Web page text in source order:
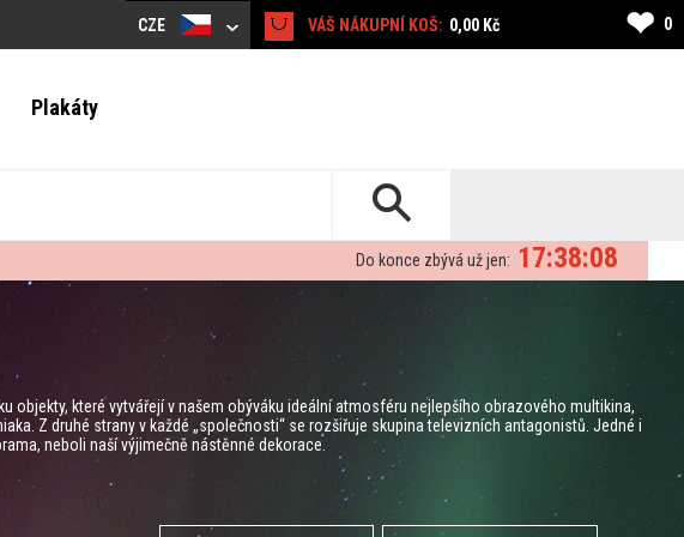
CZE VÁŠ NÁKUPNÍ KOŠ: 0,00 Kč ❤ 0
Plakáty
17:38:07
Do konce zbývá už jen:
objekty, které vytvářejí v našem obýváku ideální atmosféru nejlepšího obrazového multikina,
Z druhé strany v každé „společnosti“ se rozšiřuje skupina televizních antagonistů. Jedné i
neboli naší výjimečně nástěnné dekorace.